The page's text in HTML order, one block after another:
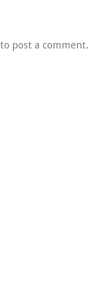
to post a comment.